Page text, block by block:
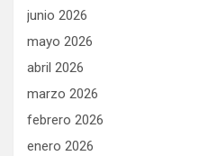
junio 2026
mayo 2026
abril 2026
marzo 2026
febrero 2026
enero 2026